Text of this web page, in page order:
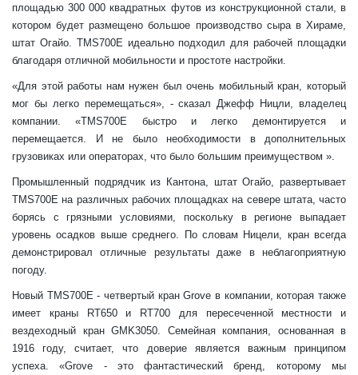
площадью 300 000 квадратных футов из конструкционной стали, в
котором будет размещено большое производство сыра в Хираме,
штат Огайо. TMS700E идеально подходил для рабочей площадки
благодаря отличной мобильности и простоте настройки.
«Для этой работы нам нужен был очень мобильный кран, который
мог бы легко перемещаться», - сказал Джефф Ницли, владелец
компании. «TMS700E быстро и легко демонтируется и
перемещается. И не было необходимости в дополнительных
грузовиках или операторах, что было большим преимуществом ».
Промышленный подрядчик из Кантона, штат Огайо, развертывает
TMS700E на различных рабочих площадках на севере штата, часто
борясь с грязными условиями, поскольку в регионе выпадает
уровень осадков выше среднего. По словам Ницели, кран всегда
демонстрировал отличные результаты даже в неблагоприятную
погоду.
Новый TMS700E - четвертый кран Grove в компании, которая также
имеет краны RT650 и RT700 для пересеченной местности и
вездеходный кран GMK3050. Семейная компания, основанная в
1916 году, считает, что доверие является важным принципом
успеха. «Grove - это фантастический бренд, которому мы